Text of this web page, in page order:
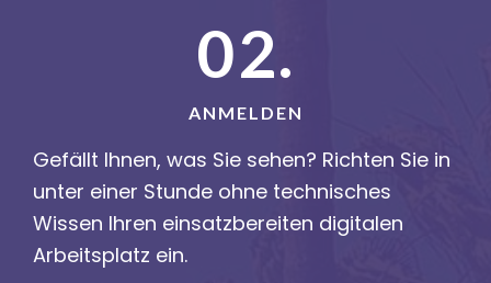
02.
ANMELDEN
Gefällt Ihnen, was Sie sehen? Richten Sie in
unter einer Stunde ohne technisches
Wissen Ihren einsatzbereiten digitalen
Arbeitsplatz ein.